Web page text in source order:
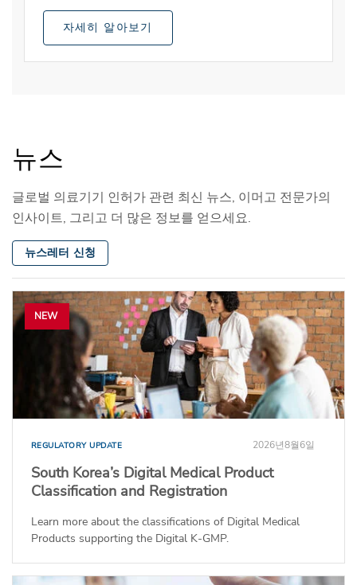
자세히 알아보기
뉴스
글로벌 의료기기 인허가 관련 최신 뉴스, 이머고 전문가의
인사이트, 그리고 더 많은 정보를 얻으세요.
뉴스레터 신청
NEW
REGULATORY UPDATE 2026년8월6일
South Korea’s Digital Medical Product
Classification and Registration
Learn more about the classifications of Digital Medical
Products supporting the Digital K-GMP.